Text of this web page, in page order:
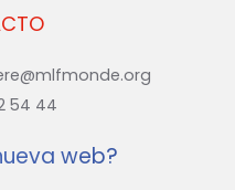
54 44
web?